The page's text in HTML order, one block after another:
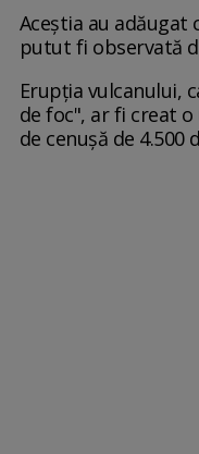
Aceștia au adăugat
putut fi observată
Erupția vulcanului,
de foc", ar fi creat
de cenușă de 4.500